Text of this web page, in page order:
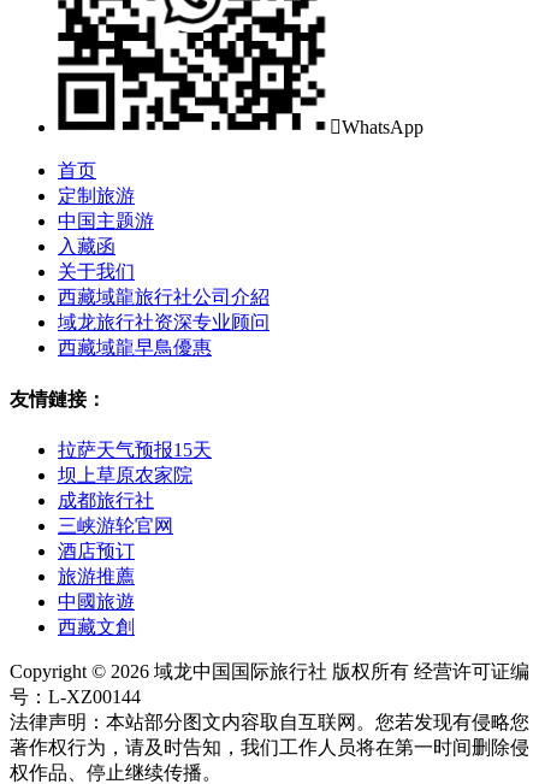
WhatsApp
首页
定制旅游
中国主题游
入藏函
关于我们
西藏域龍旅行社公司介紹
域龙旅行社资深专业顾问
西藏域龍早鳥優惠
友情鏈接：
拉萨天气预报15天
坝上草原农家院
成都旅行社
三峡游轮官网
酒店预订
旅游推薦
中國旅遊
西藏文創
Copyright © 2026 域龙中国国际旅行社 版权所有 经营许可证编
号：L-XZ00144
法律声明：本站部分图文内容取自互联网。您若发现有侵略您
著作权行为，请及时告知，我们工作人员将在第一时间删除侵
权作品、停止继续传播。